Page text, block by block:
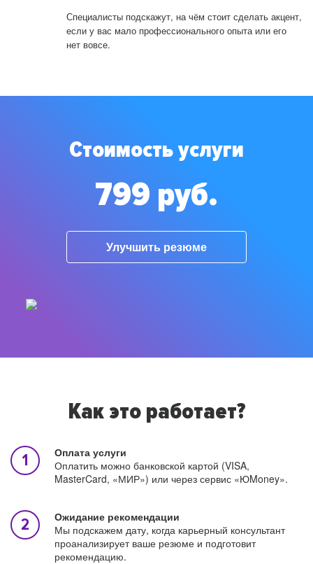
Специалисты подскажут, на чём стоит сделать акцент,
если у вас мало профессионального опыта или его
нет вовсе.
Стоимость услуги
799 руб.
Улучшить резюме
Как это работает?
Оплата услуги
Оплатить можно банковской картой (VISA,
MasterCard, «МИР») или через сервис «ЮMoney».
Ожидание рекомендации
Мы подскажем дату, когда карьерный консультант
проанализирует ваше резюме и подготовит
рекомендацию.